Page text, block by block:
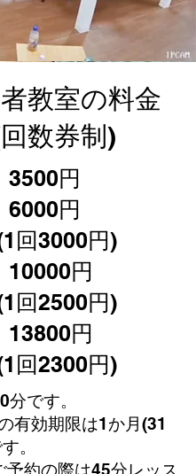
教室の料金
数券制)
円
円
3000円)
円
2500円)
円
2300円)
です。
有効期限は1か月(31
。
約の際は45分レッス